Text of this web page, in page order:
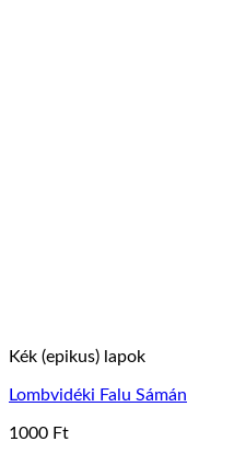
Kék (epikus) lapok
Lombvidéki Falu Sámán
1000 Ft